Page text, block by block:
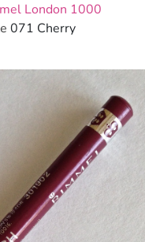
London 1000
071 Cherry